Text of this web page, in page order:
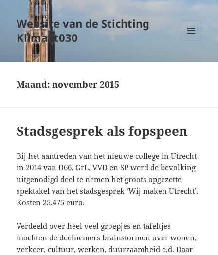
Website van de Stichting
Klimaat030
WIDGETS
Maand:november 2015
Stadsgesprek als fopspeen
Bij het aantreden van het nieuwe college in Utrecht
in 2014 van D66, GrL, VVD en SP werd de bevolking
uitgenodigd deel te nemen het groots opgezette
spektakel van het stadsgesprek ‘Wij maken Utrecht’.
Kosten 25.475 euro.
Verdeeld over heel veel groepjes en tafeltjes
mochten de deelnemers brainstormen over wonen,
verkeer, cultuur, werken, duurzaamheid e.d. Daar